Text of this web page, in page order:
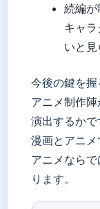
続編
キャ
いと見
今後の鍵を握
アニメ制作
演出するかで
漫画とアニメ
アニメなら
ります。